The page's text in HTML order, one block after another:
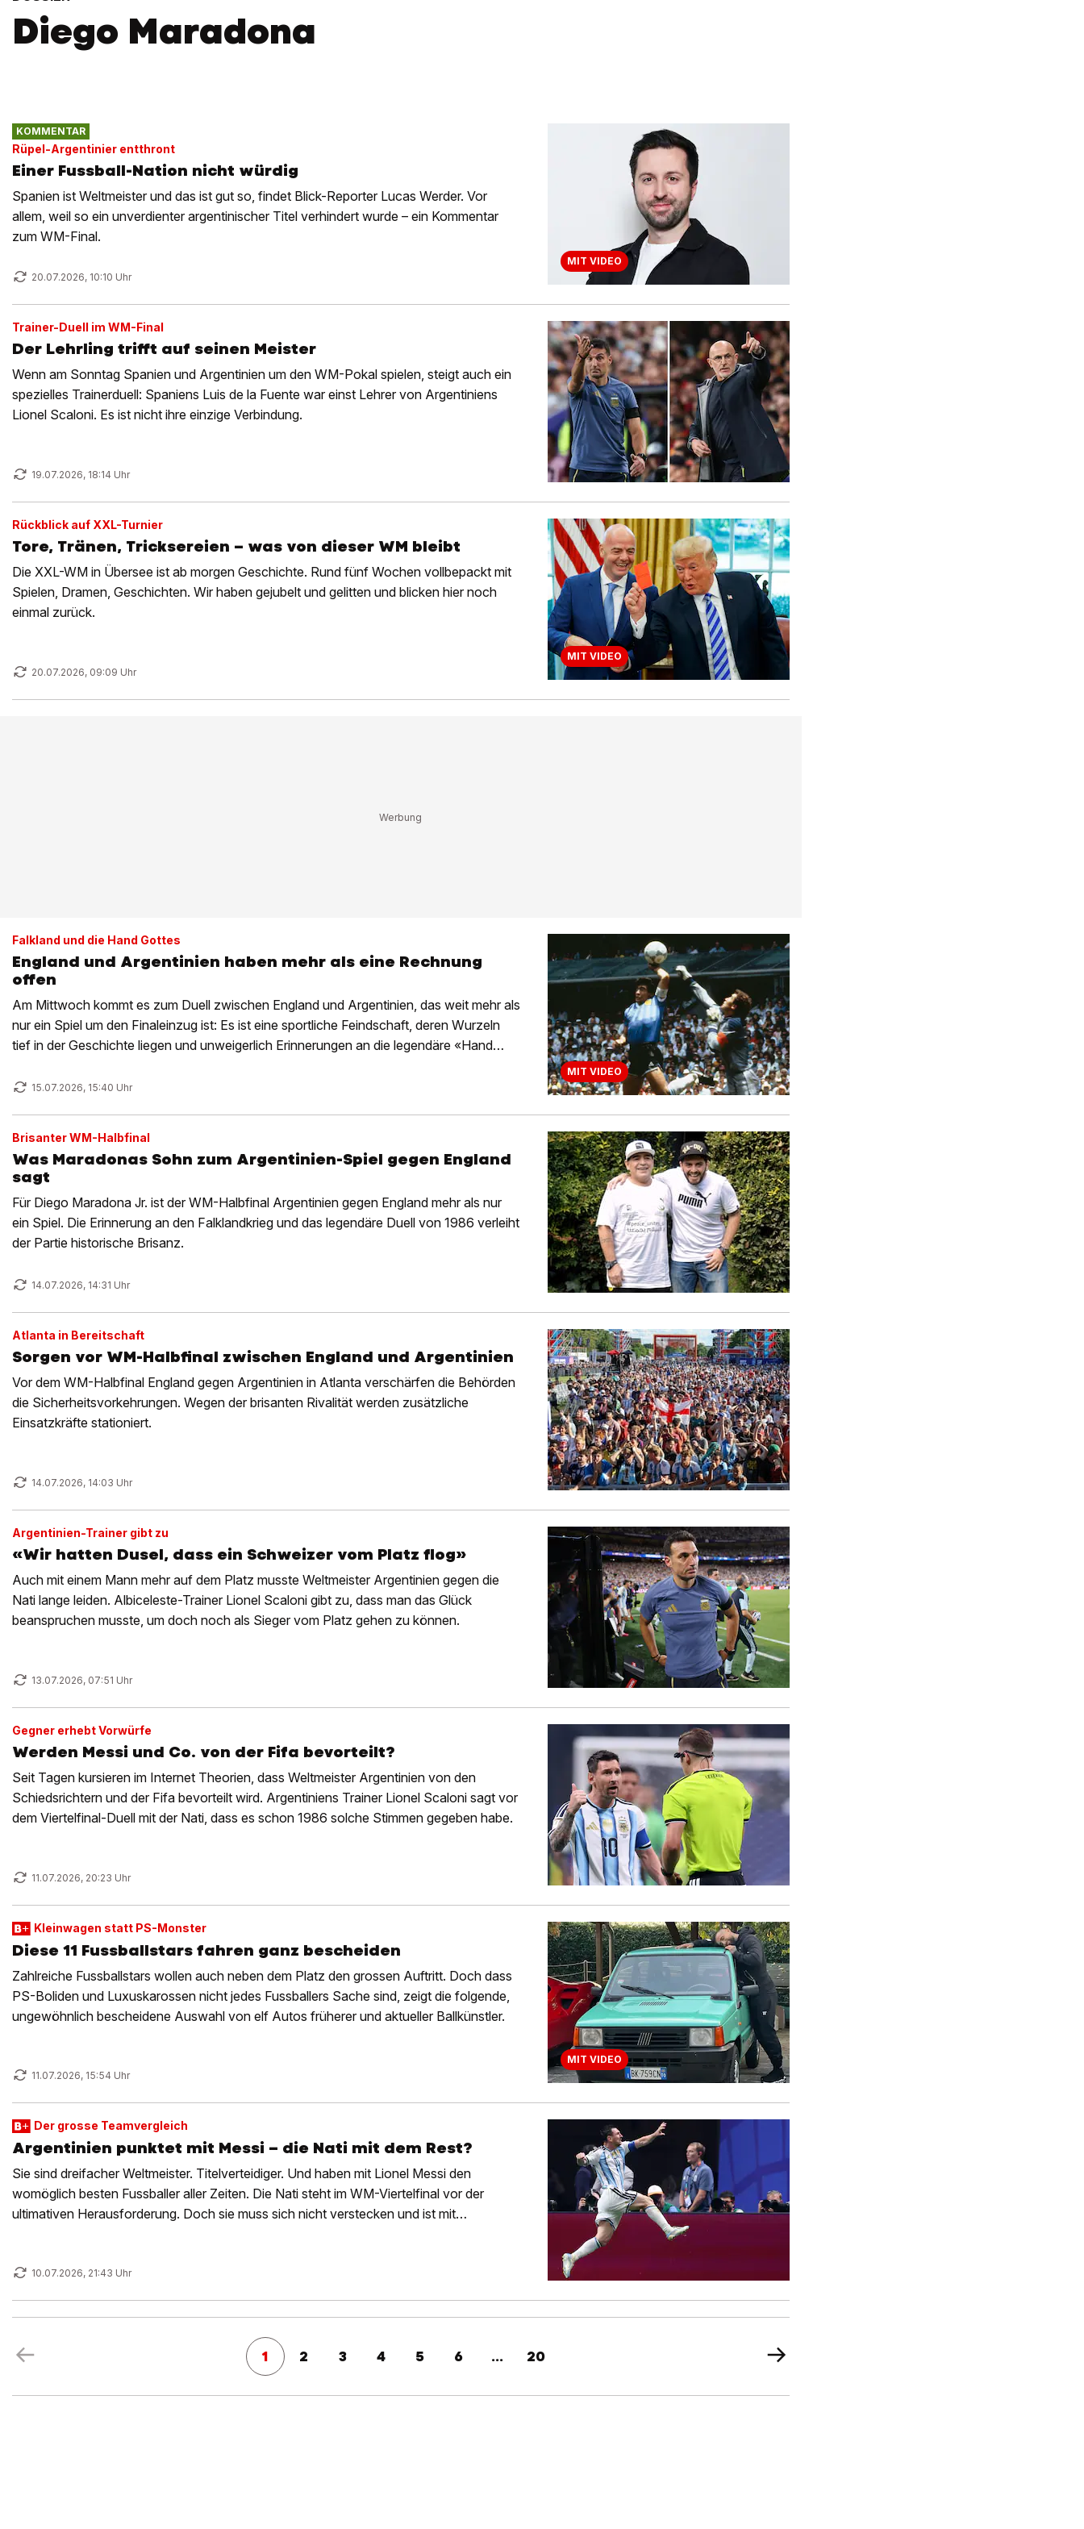
Diego Maradona
KOMMENTAR
Rüpel-Argentinier entthront
Einer Fussball-Nation nicht würdig
Spanien ist Weltmeister und das ist gut so, findet Blick-Reporter Lucas Werder. Vor
allem, weil so ein unverdienter argentinischer Titel verhindert wurde – ein Kommentar
zum WM-Final.
20.07.2026, 10:10 Uhr
MIT VIDEO
Trainer-Duell im WM-Final
Der Lehrling trifft auf seinen Meister
Wenn am Sonntag Spanien und Argentinien um den WM-Pokal spielen, steigt auch ein
spezielles Trainerduell: Spaniens Luis de la Fuente war einst Lehrer von Argentiniens
Lionel Scaloni. Es ist nicht ihre einzige Verbindung.
19.07.2026, 18:14 Uhr
Rückblick auf XXL-Turnier
Tore, Tränen, Tricksereien – was von dieser WM bleibt
Die XXL-WM in Übersee ist ab morgen Geschichte. Rund fünf Wochen vollbepackt mit
Spielen, Dramen, Geschichten. Wir haben gejubelt und gelitten und blicken hier noch
einmal zurück.
20.07.2026, 09:09 Uhr
MIT VIDEO
Falkland und die Hand Gottes
England und Argentinien haben mehr als eine Rechnung
offen
Am Mittwoch kommt es zum Duell zwischen England und Argentinien, das weit mehr als
nur ein Spiel um den Finaleinzug ist: Es ist eine sportliche Feindschaft, deren Wurzeln
tief in der Geschichte liegen und unweigerlich Erinnerungen an die legendäre «Hand
15.07.2026, 15:40 Uhr
MIT VIDEO
Brisanter WM-Halbfinal
Was Maradonas Sohn zum Argentinien-Spiel gegen England
sagt
Für Diego Maradona Jr. ist der WM-Halbfinal Argentinien gegen England mehr als nur
ein Spiel. Die Erinnerung an den Falklandkrieg und das legendäre Duell von 1986 verleiht
der Partie historische Brisanz.
14.07.2026, 14:31 Uhr
Atlanta in Bereitschaft
Sorgen vor WM-Halbfinal zwischen England und Argentinien
Vor dem WM-Halbfinal England gegen Argentinien in Atlanta verschärfen die Behörden
die Sicherheitsvorkehrungen. Wegen der brisanten Rivalität werden zusätzliche
Einsatzkräfte stationiert.
14.07.2026, 14:03 Uhr
Argentinien-Trainer gibt zu
«Wir hatten Dusel, dass ein Schweizer vom Platz flog»
Auch mit einem Mann mehr auf dem Platz musste Weltmeister Argentinien gegen die
Nati lange leiden. Albiceleste-Trainer Lionel Scaloni gibt zu, dass man das Glück
beanspruchen musste, um doch noch als Sieger vom Platz gehen zu können.
13.07.2026, 07:51 Uhr
Gegner erhebt Vorwürfe
Werden Messi und Co. von der Fifa bevorteilt?
Seit Tagen kursieren im Internet Theorien, dass Weltmeister Argentinien von den
Schiedsrichtern und der Fifa bevorteilt wird. Argentiniens Trainer Lionel Scaloni sagt vor
dem Viertelfinal-Duell mit der Nati, dass es schon 1986 solche Stimmen gegeben habe.
11.07.2026, 20:23 Uhr
Kleinwagen statt PS-Monster
Diese 11 Fussballstars fahren ganz bescheiden
Zahlreiche Fussballstars wollen auch neben dem Platz den grossen Auftritt. Doch dass
PS-Boliden und Luxuskarossen nicht jedes Fussballers Sache sind, zeigt die folgende,
ungewöhnlich bescheidene Auswahl von elf Autos früherer und aktueller Ballkünstler.
11.07.2026, 15:54 Uhr
MIT VIDEO
Der grosse Teamvergleich
Argentinien punktet mit Messi – die Nati mit dem Rest?
Sie sind dreifacher Weltmeister. Titelverteidiger. Und haben mit Lionel Messi den
womöglich besten Fussballer aller Zeiten. Die Nati steht im WM-Viertelfinal vor der
ultimativen Herausforderung. Doch sie muss sich nicht verstecken und ist mit
10.07.2026, 21:43 Uhr
1 2 3 4 5 6 ... 20